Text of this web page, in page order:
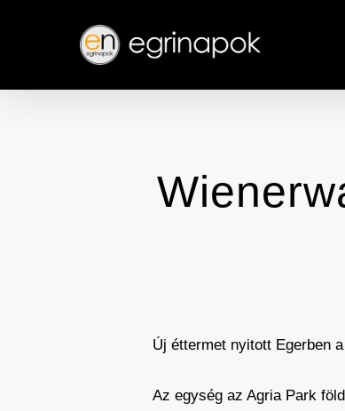
content
Új éttermet nyitott Egerben a
Az egység az Agria Park